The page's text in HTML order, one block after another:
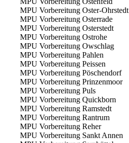
MPU Vorbereitung Oster-Ohrstedt
MPU Vorbereitung Osterrade
MPU Vorbereitung Osterstedt
MPU Vorbereitung Ostrohe
MPU Vorbereitung Owschlag
MPU Vorbereitung Pahlen
MPU Vorbereitung Peissen
MPU Vorbereitung Pöschendorf
MPU Vorbereitung Prinzenmoor
MPU Vorbereitung Puls
MPU Vorbereitung Quickborn
MPU Vorbereitung Ramstedt
MPU Vorbereitung Rantrum
MPU Vorbereitung Reher
MPU Vorbereitung Sankt Annen